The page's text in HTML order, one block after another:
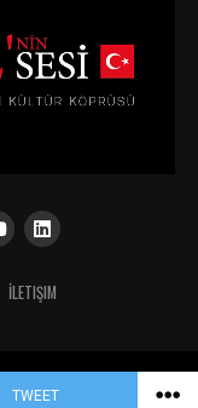
TWEET
İLETIŞIM